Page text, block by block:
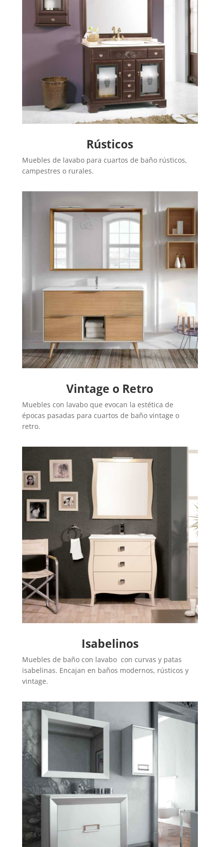
Rústicos
Muebles de lavabo para cuartos de baño rústicos,
campestres o rurales.
Vintage o Retro
Muebles con lavabo que evocan la estética de
épocas pasadas para cuartos de baño vintage o
retro.
Isabelinos
Muebles de baño con lavabo con curvas y patas
isabelinas. Encajan en baños modernos, rústicos y
vintage.